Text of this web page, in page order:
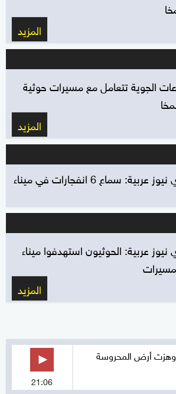
المزيد
الجوية تتعامل مع مسيرات حوثية
المزيد
مصادر يمنية لسكاي نيوز عربية: سماع 6 انفجارات في ميناء
عربية: الحوثيون استهدفوا ميناء
المزيد
أرض المحروسة
21:06